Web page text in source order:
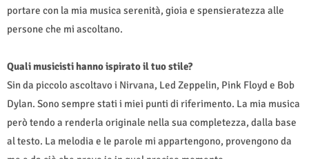
portare con la mia musica serenità, gioia e spensieratezza alle
persone che mi ascoltano.
Quali musicisti hanno ispirato il tuo stile?
Sin da piccolo ascoltavo i Nirvana, Led Zeppelin, Pink Floyd e Bob
Dylan. Sono sempre stati i miei punti di riferimento. La mia musica
però tendo a renderla originale nella sua completezza, dalla base
al testo. La melodia e le parole mi appartengono, provengono da